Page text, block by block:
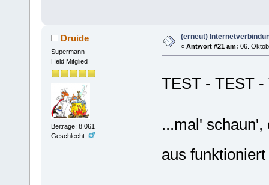
Druide
Supermann
Held Mitglied
Beiträge: 8.061
Geschlecht:
(erneut)
« Antwort #21 am: 06.
TEST - TEST
...mal' schaun',
aus